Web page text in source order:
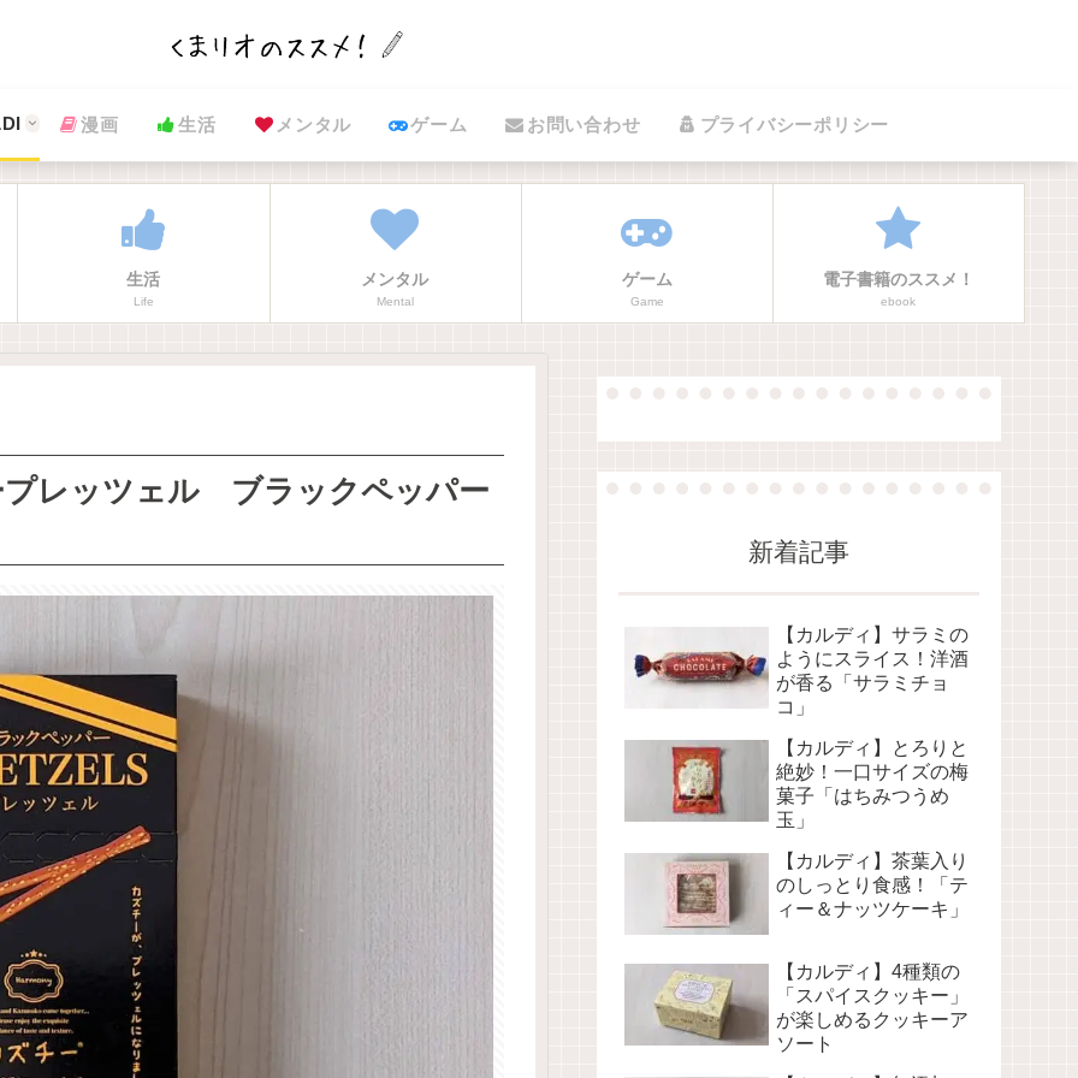
漫画 生活 メンタル ゲーム お問い合わせ プライバシーポリシー
生活
Life
メンタル
Mental
ゲーム
Game
電子書籍のススメ！
ebook
プレッツェル ブラックペッパー
新着記事
【カルディ】サラミの
ようにスライス！洋酒
が香る「サラミチョ
コ」
【カルディ】とろりと
絶妙！一口サイズの梅
菓子「はちみつうめ
玉」
【カルディ】茶葉入り
のしっとり食感！「テ
ィー＆ナッツケーキ」
【カルディ】4種類の
「スパイスクッキー」
が楽しめるクッキーア
ソート